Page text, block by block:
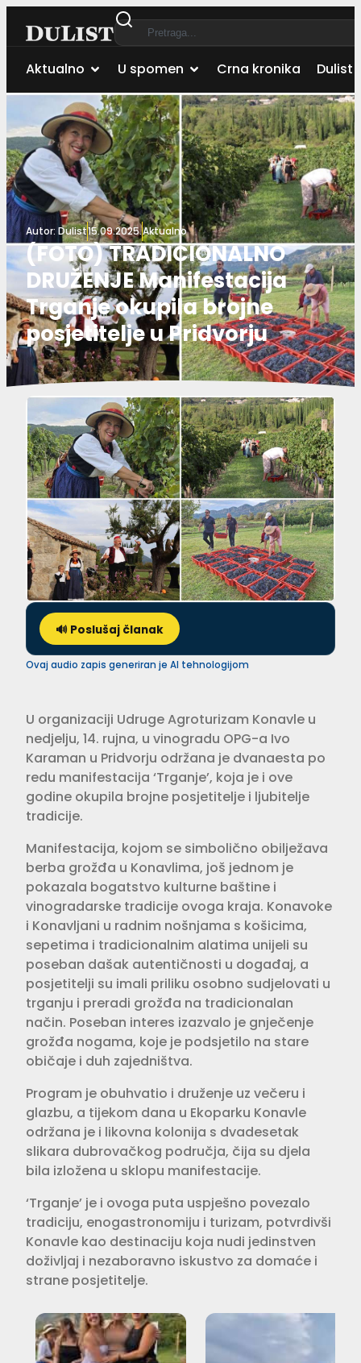
Aktualno U spomen Crna kronika Dulist
Autor: Dulist15.09.2025.Aktualno
(FOTO) TRADICIONALNO
DRUŽENJE Manifestacija
Trganje okupila brojne
posjetitelje u Pridvorju
🔊 Poslušaj članak
Ovaj audio zapis generiran je AI tehnologijom
U organizaciji Udruge Agroturizam Konavle u
nedjelju, 14. rujna, u vinogradu OPG-a Ivo
Karaman u Pridvorju održana je dvanaesta po
redu manifestacija ‘Trganje’, koja je i ove
godine okupila brojne posjetitelje i ljubitelje
tradicije.
Manifestacija, kojom se simbolično obilježava
berba grožđa u Konavlima, još jednom je
pokazala bogatstvo kulturne baštine i
vinogradarske tradicije ovoga kraja. Konavoke
i Konavljani u radnim nošnjama s košicima,
sepetima i tradicionalnim alatima unijeli su
poseban dašak autentičnosti u događaj, a
posjetitelji su imali priliku osobno sudjelovati u
trganju i preradi grožđa na tradicionalan
način. Poseban interes izazvalo je gnječenje
grožđa nogama, koje je podsjetilo na stare
običaje i duh zajedništva.
Program je obuhvatio i druženje uz večeru i
glazbu, a tijekom dana u Ekoparku Konavle
održana je i likovna kolonija s dvadesetak
slikara dubrovačkog područja, čija su djela
bila izložena u sklopu manifestacije.
‘Trganje’ je i ovoga puta uspješno povezalo
tradiciju, enogastronomiju i turizam, potvrdivši
Konavle kao destinaciju koja nudi jedinstven
doživljaj i nezaboravno iskustvo za domaće i
strane posjetitelje.